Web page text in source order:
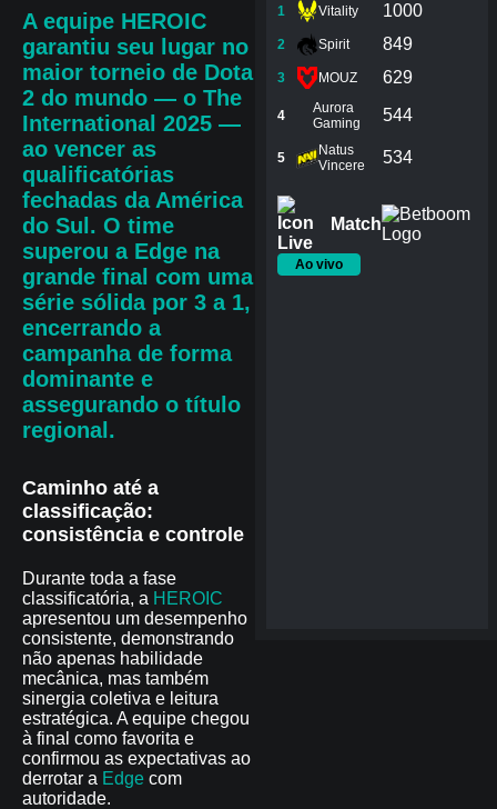
A equipe HEROIC
garantiu seu lugar no
maior torneio de Dota
2 do mundo — o The
International 2025 —
ao vencer as
qualificatórias
fechadas da América
do Sul. O time
superou a Edge na
grande final com uma
série sólida por 3 a 1,
encerrando a
campanha de forma
dominante e
assegurando o título
regional.
Caminho até a
classificação:
consistência e controle
Durante toda a fase
classificatória, a HEROIC
apresentou um desempenho
consistente, demonstrando
não apenas habilidade
mecânica, mas também
sinergia coletiva e leitura
estratégica. A equipe chegou
à final como favorita e
confirmou as expectativas ao
derrotar a Edge com
autoridade.
1 Vitality 1000
2 Spirit 849
3 MOUZ 629
4
Aurora
Gaming
544
5
Natus
Vincere
534
Match
Ao vivo